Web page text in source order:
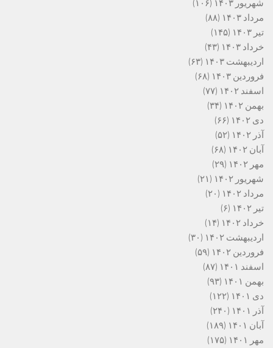
شهریور ۱۴۰۳
(۱۰۶)
مرداد ۱۴۰۳
(۸۸)
تیر ۱۴۰۳
(۱۴۵)
خرداد ۱۴۰۳
(۴۳)
اردیبهشت ۱۴۰۳
(۶۳)
فروردین ۱۴۰۳
(۶۸)
اسفند ۱۴۰۲
(۷۷)
بهمن ۱۴۰۲
(۳۴)
دی ۱۴۰۲
(۶۶)
آذر ۱۴۰۲
(۵۲)
آبان ۱۴۰۲
(۶۸)
مهر ۱۴۰۲
(۲۹)
شهریور ۱۴۰۲
(۲۱)
مرداد ۱۴۰۲
(۲۰)
تیر ۱۴۰۲
(۶)
خرداد ۱۴۰۲
(۱۴)
اردیبهشت ۱۴۰۲
(۳۰)
فروردین ۱۴۰۲
(۵۹)
اسفند ۱۴۰۱
(۸۷)
بهمن ۱۴۰۱
(۹۳)
دی ۱۴۰۱
(۱۲۲)
آذر ۱۴۰۱
(۲۴۰)
آبان ۱۴۰۱
(۱۸۹)
مهر ۱۴۰۱
(۱۷۵)